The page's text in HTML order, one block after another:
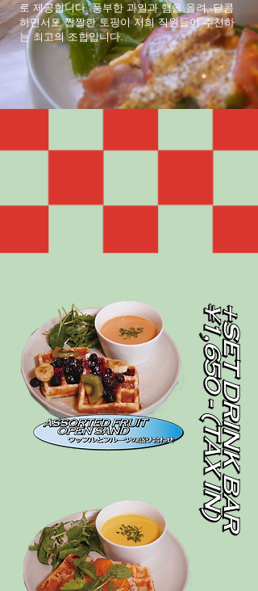
로 제공합니다. 풍부한 과일과 햄을 올려, 달콤
하면서도 짭짤한 토핑이 저희 직원들이 추천하
는 최고의 조합입니다.